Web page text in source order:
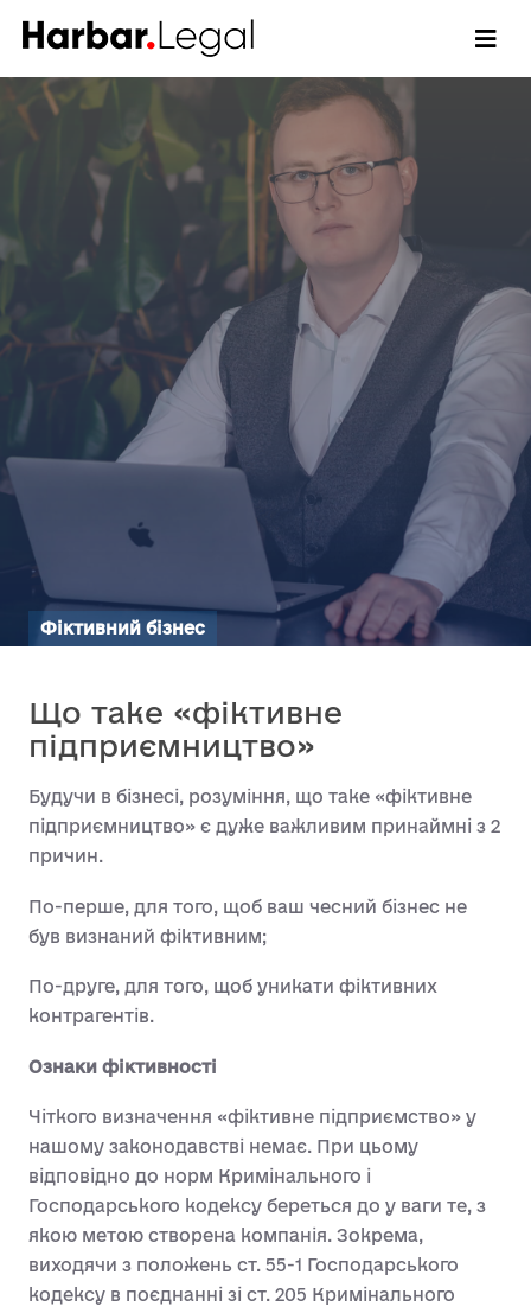
Фіктивний бізнес
Що таке «фіктивне
підприємництво»
Будучи в бізнесі, розуміння, що таке «фіктивне
підприємництво» є дуже важливим принаймні з 2
причин.
По-перше, для того, щоб ваш чесний бізнес не
був визнаний фіктивним;
По-друге, для того, щоб уникати фіктивних
контрагентів.
Ознаки фіктивності
Чіткого визначення «фіктивне підприємство» у
нашому законодавстві немає. При цьому
відповідно до норм Кримінального і
Господарського кодексу береться до у ваги те, з
якою метою створена компанія. Зокрема,
виходячи з положень ст. 55-1 Господарського
кодексу в поєднанні зі ст. 205 Кримінального